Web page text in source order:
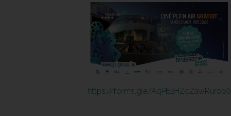
https://forms.gle/AqPE2HZcZawRurop6